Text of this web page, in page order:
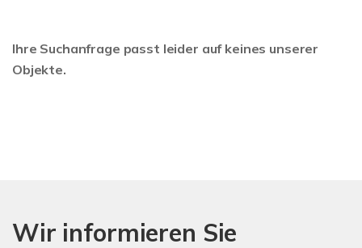
Ihre Suchanfrage passt leider auf keines unserer
Objekte.
Wir informieren Sie